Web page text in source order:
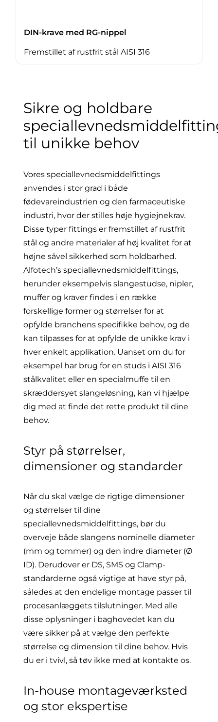
DIN-krave med RG-nippel
Fremstillet af rustfrit stål AISI 316
Sikre og holdbare
til unikke behov
Vores speciallevnedsmiddelfittings
anvendes i stor grad i både
fødevareindustrien og den farmaceutiske
industri, hvor der stilles høje hygiejnekrav.
Disse typer fittings er fremstillet af rustfrit
stål og andre materialer af høj kvalitet for at
højne såvel sikkerhed som holdbarhed.
Alfotech’s speciallevnedsmiddelfittings,
herunder eksempelvis slangestudse, nipler,
muffer og kraver findes i en række
forskellige former og størrelser for at
opfylde branchens specifikke behov, og de
kan tilpasses for at opfylde de unikke krav i
hver enkelt applikation. Uanset om du for
eksempel har brug for en studs i AISI 316
stålkvalitet eller en specialmuffe til en
skræddersyet slangeløsning, kan vi hjælpe
dig med at finde det rette produkt til dine
behov.
Styr på størrelser,
dimensioner og standarder
Når du skal vælge de rigtige dimensioner
og størrelser til dine
speciallevnedsmiddelfittings, bør du
overveje både slangens nominelle diameter
(mm og tommer) og den indre diameter (Ø
ID). Derudover er DS, SMS og Clamp-
standarderne også vigtige at have styr på,
således at den endelige montage passer til
procesanlæggets tilslutninger. Med alle
disse oplysninger i baghovedet kan du
være sikker på at vælge den perfekte
størrelse og dimension til dine behov. Hvis
du er i tvivl, så tøv ikke med at kontakte os.
In-house montageværksted
og stor ekspertise